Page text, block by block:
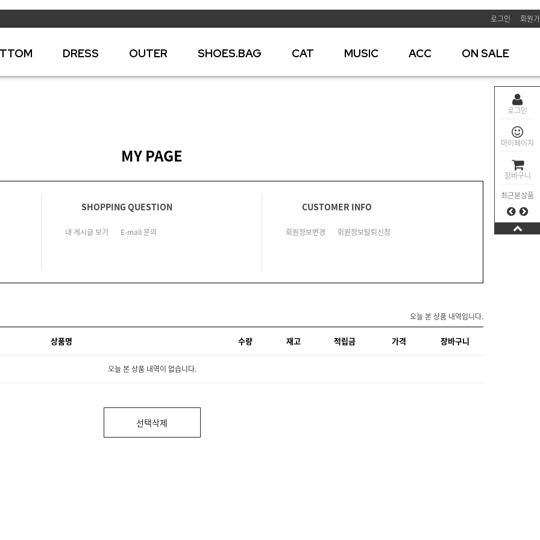
로그인
마이페이지
장바구니
최근본상품
로그인 회원
DRESS OUTER SHOES.BAG CAT MUSIC ACC ON SALE
MY PAGE
SHOPPING QUESTION
내 게시글 보기 E-mail 문의
CUSTOMER INFO
회원정보변경 회원정보탈퇴신청
오늘 본 상품 내역입니다.
상품명 수량 재고 적립금 가격 장바구니
오늘 본 상품 내역이 없습니다.
선택삭제